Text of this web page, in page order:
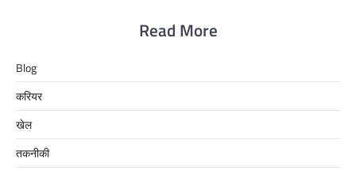
Read More
Blog
करियर
खेल
तकनीकी